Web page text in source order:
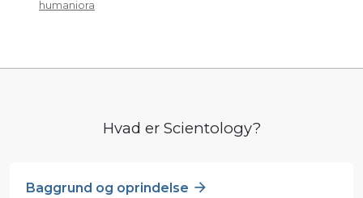
humaniora
Hvad er Scientology?
Baggrund og oprindelse